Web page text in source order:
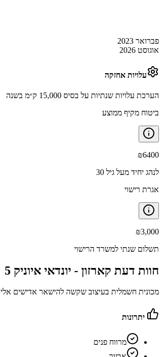
פברואר 2023
אוגוסט 2026
עלויות אחזקה
הערכת עלויות שנתיות על בסיס 15,000 ק״מ בשנה
ביטוח מקיף ממוצע
₪6400
לנהג יחיד מעל גיל 30
אגרת רישוי
₪3,000
תשלום שנתי למשרד הרישוי
חוות דעת קארזון - יונדאי איוניק 5
מכונית חשמלית בעיצוב שקשה להישאר אדישים
יתרונות
מרווח פנים